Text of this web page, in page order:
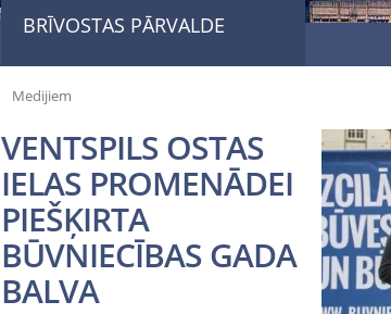
BRĪVOSTAS PĀRVALDE
Medijiem
VENTSPILS OSTAS
IELAS PROMENĀDEI
PIEŠĶIRTA
BŪVNIECĪBAS GADA
BALVA